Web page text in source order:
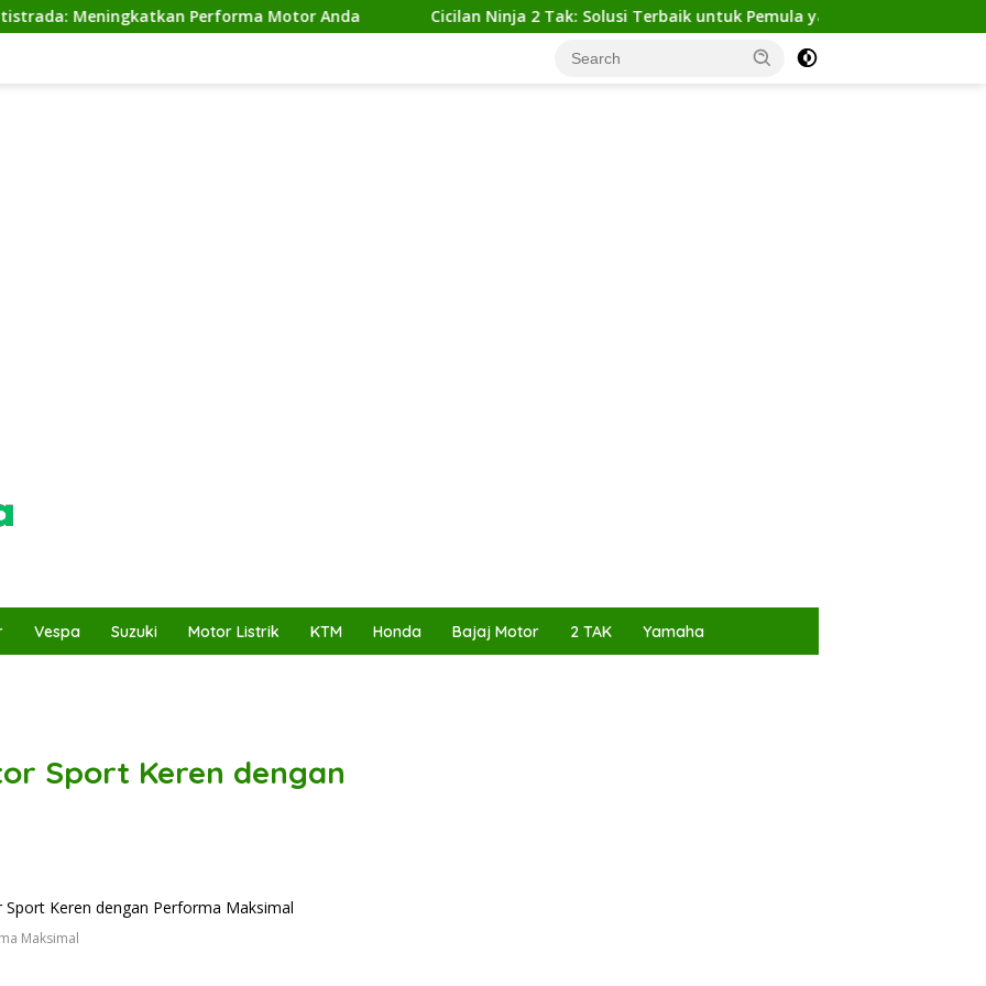
Performa Motor Anda Cicilan Ninja 2 Tak: Solusi Terbaik untuk Pemula yang Ingin Tampil Gagah
Vespa Suzuki Motor Listrik KTM Honda Bajaj Motor 2 TAK Yamaha
Sport Keren dengan
Maksimal